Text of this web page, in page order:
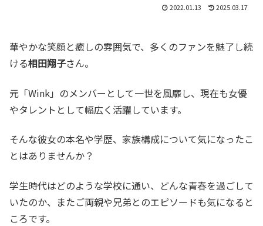
2022.01.13 2025.03.17
華やかな笑顔と癒しの雰囲気で、多くのファンを魅了し続
ける相田翔子さん。
元「Wink」のメンバーとして一世を風靡し、現在も女優
やタレントとして幅広く活躍しています。
そんな彼女の本名や学歴、家族構成について気になったこ
とはありませんか？
学生時代はどのような学校に通い、どんな青春を過ごして
いたのか、またご両親や兄弟とのエピソードも気になると
ころです。